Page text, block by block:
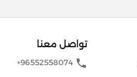
تواصل معنا
phone
+96552558074